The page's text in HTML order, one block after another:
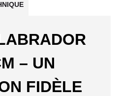
– UN
FIDÈLE